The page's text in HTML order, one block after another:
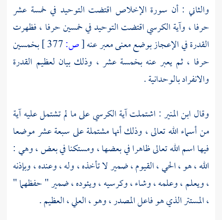
والثاني : أن سورة الإخلاص اقتضت التوحيد في خمسة عشر
حرفا ، وآية الكرسي اقتضت التوحيد في خمسين حرفا ، فظهرت
القدرة في الإعجاز بوضع معنى معبر عنه[ص:
بخمسين
حرفا ، ثم يعبر عنه بخمسة عشر ، وذلك بيان لعظيم القدرة
والانفراد بالوحدانية .
وقال ابن المنير: اشتملت آية الكرسي على ما لم تشتمل عليه آية
من أسماء الله تعالى ، وذلك أنها مشتملة على سبعة عشر موضعا
فيها اسم الله تعالى ظاهرا في بعضها ، ومستكنا في بعض ، وهي :
الله ، هو ، الحي ، القيوم ، ضمير لا تأخذه ، وله ، وعنده ، وبإذنه
، ويعلم ، وعلمه ، وشاء ، وكرسيه ، ويئوده ، ضمير " حفظهما "
، المستتر الذي هو فاعل المصدر ، وهو ، العلي ، العظيم .